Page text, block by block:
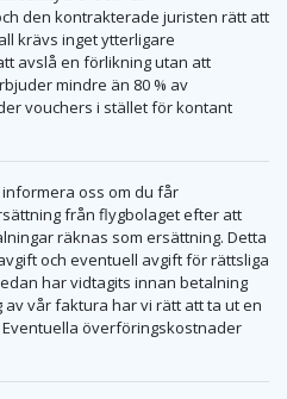
den kontrakterade juristen rätt att
krävs inget ytterligare
avslå en förlikning utan att
mindre än 80 % av
vouchers i stället för kontant
oss om du får
från flygbolaget efter att
räknas som ersättning. Detta
och eventuell avgift för rättsliga
har vidtagits innan betalning
vår faktura har vi rätt att ta ut en
Eventuella överföringskostnader